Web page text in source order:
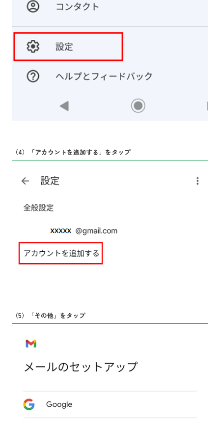
（4）「アカウントを追加する」をタップ
（5）「その他」をタップ